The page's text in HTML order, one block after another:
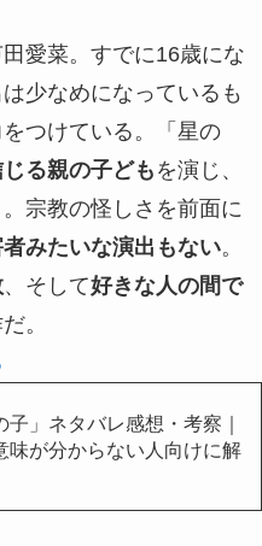
愛菜。すでに16歳にな
少なめになっているも
つけている。「星の
る親の子ども を演じ、
宗教の怪しさを前面に
みたいな演出もない。
、そして好きな人の間で
。
子」ネタバレ感想・考察｜
味が分からない人向けに解